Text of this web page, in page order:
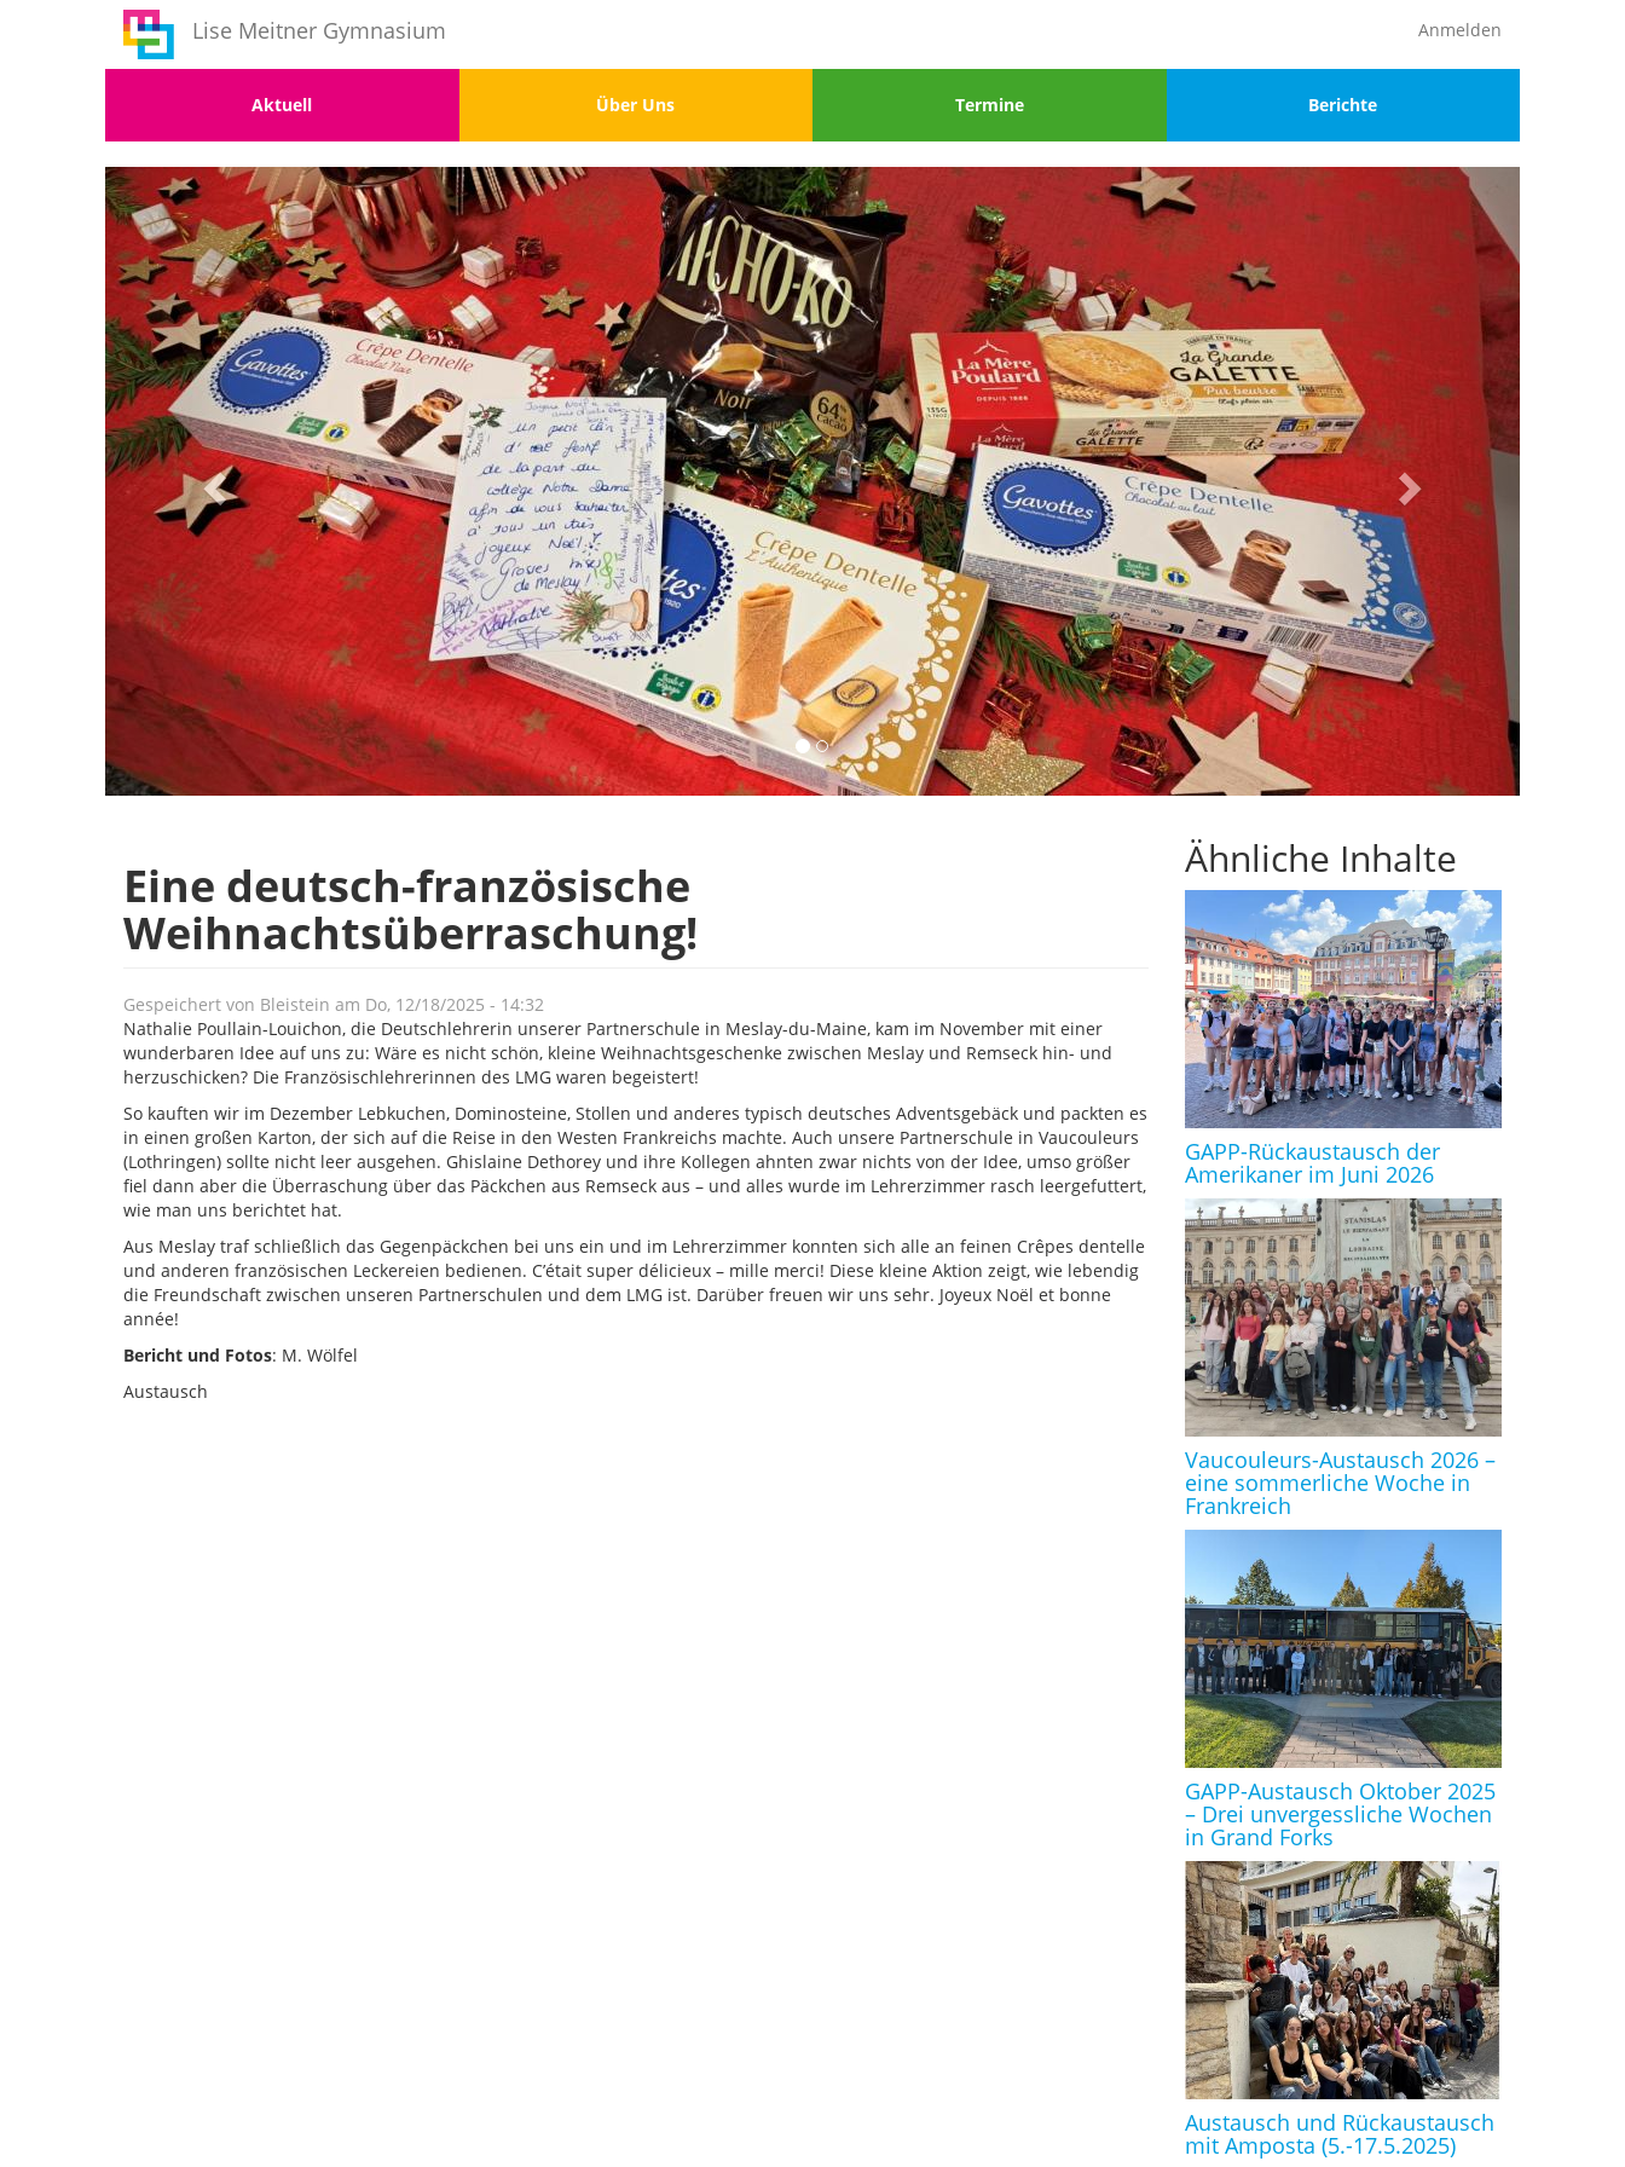
Lise Meitner Gymnasium
Benutzermenü Anmelden
1
Aktuell
2
Über Uns
3
Termine
4
Berichte
Vorherige Weiter
Eine deutsch-französische
Weihnachtsüberraschung!
Gespeichert von Bleistein am Do, 12/18/2025 - 14:32
Nathalie Poullain-Louichon, die Deutschlehrerin unserer Partnerschule in Meslay-du-Maine, kam im November mit einer
wunderbaren Idee auf uns zu: Wäre es nicht schön, kleine Weihnachtsgeschenke zwischen Meslay und Remseck hin- und
herzuschicken? Die Französischlehrerinnen des LMG waren begeistert!
So kauften wir im Dezember Lebkuchen, Dominosteine, Stollen und anderes typisch deutsches Adventsgebäck und packten es
in einen großen Karton, der sich auf die Reise in den Westen Frankreichs machte. Auch unsere Partnerschule in Vaucouleurs
(Lothringen) sollte nicht leer ausgehen. Ghislaine Dethorey und ihre Kollegen ahnten zwar nichts von der Idee, umso größer
fiel dann aber die Überraschung über das Päckchen aus Remseck aus – und alles wurde im Lehrerzimmer rasch leergefuttert,
wie man uns berichtet hat.
Aus Meslay traf schließlich das Gegenpäckchen bei uns ein und im Lehrerzimmer konnten sich alle an feinen Crêpes dentelle
und anderen französischen Leckereien bedienen. C’était super délicieux – mille merci! Diese kleine Aktion zeigt, wie lebendig
die Freundschaft zwischen unseren Partnerschulen und dem LMG ist. Darüber freuen wir uns sehr. Joyeux Noël et bonne
année!
Bericht und Fotos: M. Wölfel
Austausch
Ähnliche Inhalte
GAPP-Rückaustausch der
Amerikaner im Juni 2026
Vaucouleurs-Austausch 2026 –
eine sommerliche Woche in
Frankreich
GAPP-Austausch Oktober 2025
– Drei unvergessliche Wochen
in Grand Forks
Austausch und Rückaustausch
mit Amposta (5.-17.5.2025)